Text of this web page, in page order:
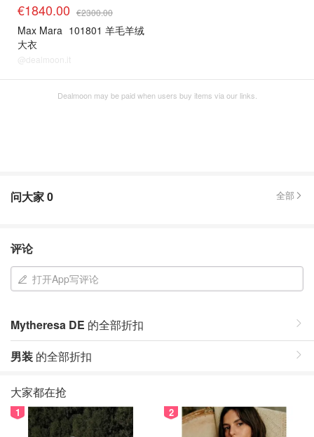
€1840.00 €2300.00
Max Mara 101801 羊毛羊绒
大衣
@dealmoon.it
Dealmoon may be paid when users buy items via our links.
问大家0 全部
评论
打开App写评论
Mytheresa DE 的全部折扣
男装 的全部折扣
大家都在抢
1 2